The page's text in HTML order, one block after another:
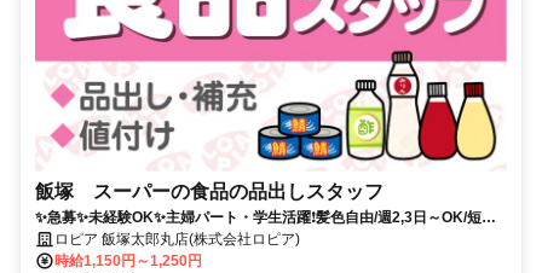
飯塚 スーパーの食品の品出しスタッフ
✨急募✨未経験OK✨主婦パート・学生活躍❗︎髪色自由/週2,3日～OK/短時
間OKロピア 飯塚太郎丸店(株式会社ロピア)
時給1,150円～1,250円